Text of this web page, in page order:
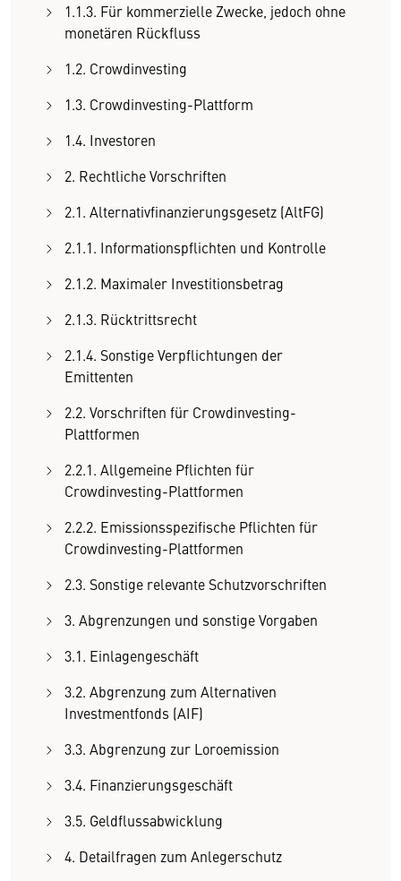
1.1.3. Für kommerzielle Zwecke, jedoch ohne
monetären Rückfluss
1.2. Crowdinvesting
1.3. Crowdinvesting-Plattform
1.4. Investoren
2. Rechtliche Vorschriften
2.1. Alternativfinanzierungsgesetz (AltFG)
2.1.1. Informationspflichten und Kontrolle
2.1.2. Maximaler Investitionsbetrag
2.1.3. Rücktrittsrecht
2.1.4. Sonstige Verpflichtungen der
Emittenten
2.2. Vorschriften für Crowdinvesting-
Plattformen
2.2.1. Allgemeine Pflichten für
Crowdinvesting-Plattformen
2.2.2. Emissionsspezifische Pflichten für
Crowdinvesting-Plattformen
2.3. Sonstige relevante Schutzvorschriften
3. Abgrenzungen und sonstige Vorgaben
3.1. Einlagengeschäft
3.2. Abgrenzung zum Alternativen
Investmentfonds (AIF)
3.3. Abgrenzung zur Loroemission
3.4. Finanzierungsgeschäft
3.5. Geldflussabwicklung
4. Detailfragen zum Anlegerschutz